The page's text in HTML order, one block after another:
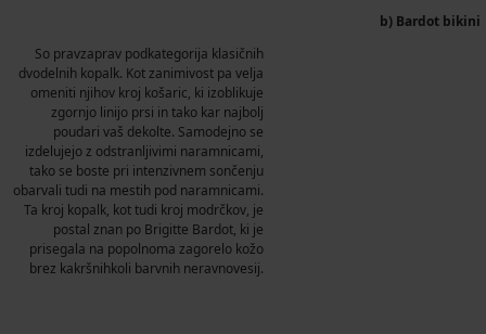
b) Bardot bikini
So pravzaprav podkategorija klasičnih
dvodelnih kopalk. Kot zanimivost pa velja
omeniti njihov kroj košaric, ki izoblikuje
zgornjo linijo prsi in tako kar najbolj
poudari vaš dekolte. Samodejno se
izdelujejo z odstranljivimi naramnicami,
tako se boste pri intenzivnem sončenju
obarvali tudi na mestih pod naramnicami.
Ta kroj kopalk, kot tudi kroj modrčkov, je
postal znan po Brigitte Bardot, ki je
prisegala na popolnoma zagorelo kožo
brez kakršnihkoli barvnih neravnovesij.